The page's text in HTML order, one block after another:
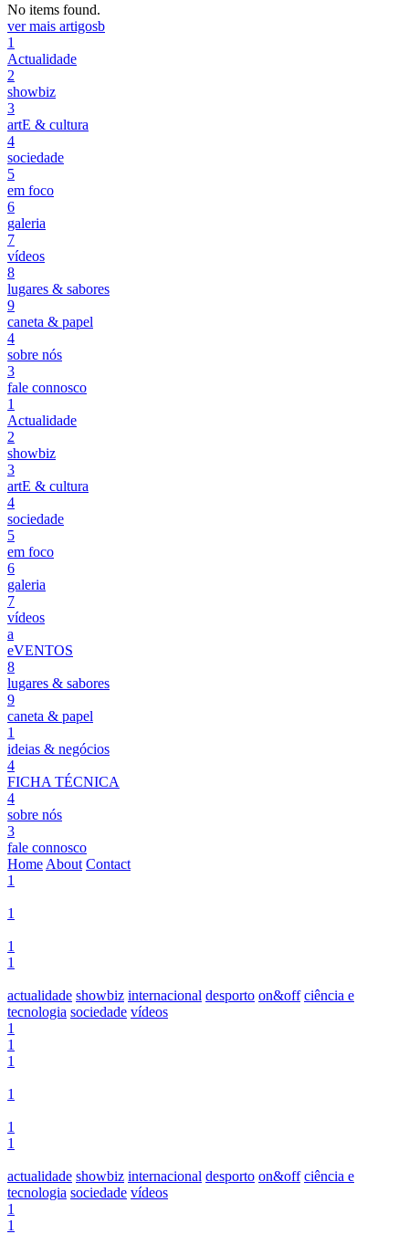
No items found.
ver mais artigosb
1
Actualidade
2
showbiz
3
artE & cultura
4
sociedade
5
em foco
6
galeria
7
vídeos
8
lugares & sabores
9
caneta & papel
4
sobre nós
3
fale connosco
1
Actualidade
2
showbiz
3
artE & cultura
4
sociedade
5
em foco
6
galeria
7
vídeos
a
eVENTOS
8
lugares & sabores
9
caneta & papel
1
ideias & negócios
4
FICHA TÉCNICA
4
sobre nós
3
fale connosco
Home About Contact
1
1
1
1
actualidade showbiz internacional desporto on&off ciência e
tecnologia sociedade vídeos
1
1
1
1
1
1
actualidade showbiz internacional desporto on&off ciência e
tecnologia sociedade vídeos
1
1